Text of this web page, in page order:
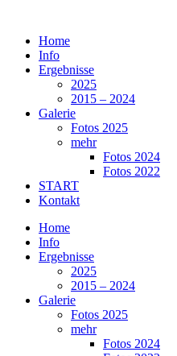
springenHome
Info
Ergebnisse
2025
2015 – 2024
Galerie
Fotos 2025
mehr
Fotos 2024
Fotos 2022
START
Kontakt
Home
Info
Ergebnisse
2025
2015 – 2024
Galerie
Fotos 2025
mehr
Fotos 2024